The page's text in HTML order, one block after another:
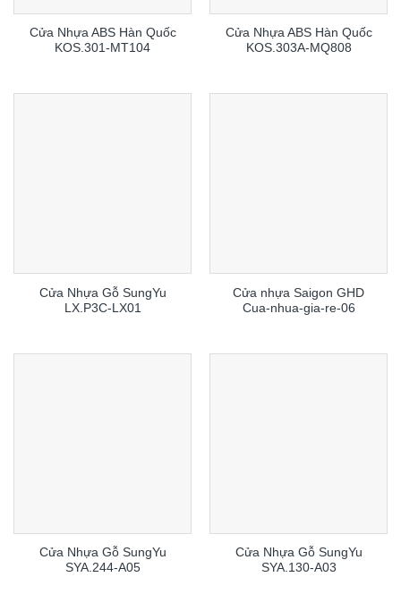
Cửa Nhựa ABS Hàn Quốc
KOS.301-MT104
Cửa Nhựa ABS Hàn Quốc
KOS.303A-MQ808
Cửa Nhựa Gỗ SungYu
LX.P3C-LX01
Cửa nhựa Saigon GHD
Cua-nhua-gia-re-06
Cửa Nhựa Gỗ SungYu
SYA.244-A05
Cửa Nhựa Gỗ SungYu
SYA.130-A03